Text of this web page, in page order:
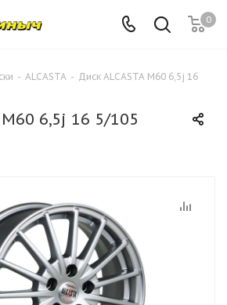
0
- ALCASTA - Диск ALCASTA M60 6,5j 16
M60 6,5j 16 5/105